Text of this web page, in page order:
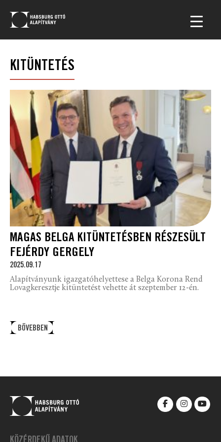
KITÜNTETÉS
MAGAS BELGA KITÜNTETÉSBEN RÉSZESÜLT
FEJÉRDY GERGELY
2025.09.17
Alapítványunk igazgatóhelyettese a Belga Korona Rend
Lovagkeresztje kitüntetést vehette át szeptember 12-én.
BŐVEBBEN